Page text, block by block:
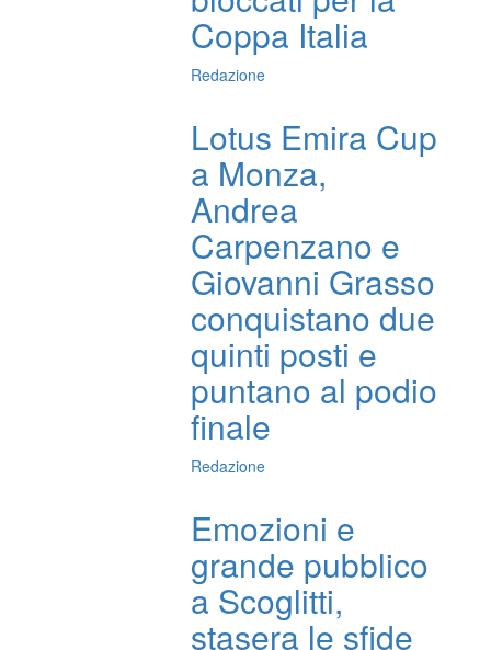
Coppa Italia
Redazione
Lotus Emira Cup
a Monza,
Andrea
Carpenzano e
Giovanni Grasso
conquistano due
quinti posti e
puntano al podio
finale
Redazione
Emozioni e
grande pubblico
a Scoglitti,
stasera le sfide